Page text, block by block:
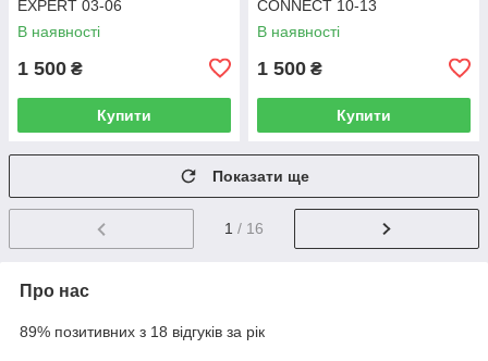
EXPERT 03-06
В наявності
1 500 ₴
Купити
CONNECT 10-13
В наявності
1 500 ₴
Купити
Показати ще
1 / 16
Про нас
89% позитивних з 18 відгуків за рік